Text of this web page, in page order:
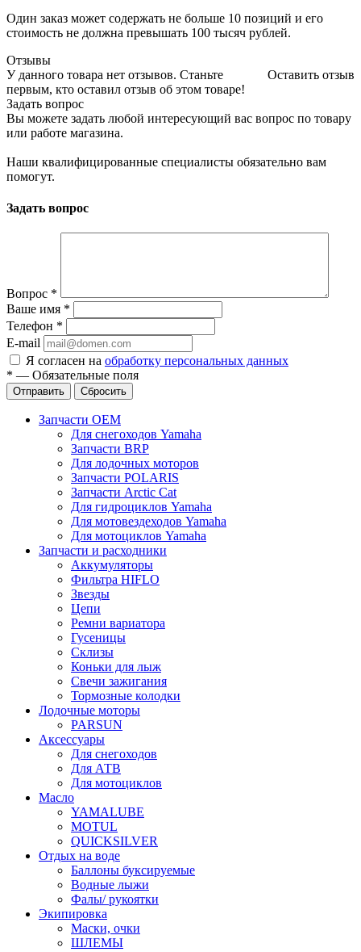
Один заказ может содержать не больше 10 позиций и его
стоимость не должна превышать 100 тысяч рублей.
Отзывы
Оставить отзыв
У данного товара нет отзывов. Станьте
первым, кто оставил отзыв об этом товаре!
Задать вопрос
Вы можете задать любой интересующий вас вопрос по товару
или работе магазина.
Наши квалифицированные специалисты обязательно вам
помогут.
Задать вопрос
Вопрос *
Ваше имя *
Телефон *
E-mail
Я согласен на обработку персональных данных
* — Обязательные поля
Отправить Сбросить
Запчасти OEM
Для снегоходов Yamaha
Запчасти BRP
Для лодочных моторов
Запчасти POLARIS
Запчасти Arctic Cat
Для гидроциклов Yamaha
Для мотовездеходов Yamaha
Для мотоциклов Yamaha
Запчасти и расходники
Аккумуляторы
Фильтра HIFLO
Звезды
Цепи
Ремни вариатора
Гусеницы
Склизы
Коньки для лыж
Свечи зажигания
Тормозные колодки
Лодочные моторы
PARSUN
Аксессуары
Для снегоходов
Для АТВ
Для мотоциклов
Масло
YAMALUBE
MOTUL
QUICKSILVER
Отдых на воде
Баллоны буксируемые
Водные лыжи
Фалы/ рукоятки
Экипировка
Маски, очки
ШЛЕМЫ